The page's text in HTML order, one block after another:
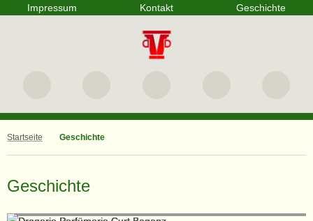
Impressum Kontakt Geschichte
Startseite Geschichte
Geschichte